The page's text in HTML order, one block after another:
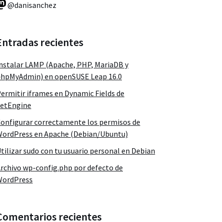
@danisanchez
recientes
LAMP (Apache, PHP, MariaDB y
en openSUSE Leap 16.0
iframes en Dynamic Fields de
correctamente los permisos de
en Apache (Debian/Ubuntu)
sudo con tu usuario personal en Debian
wp-config.php por defecto de
recientes